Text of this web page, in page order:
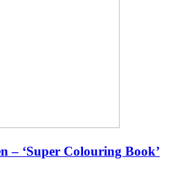
– ‘Super Colouring Book’